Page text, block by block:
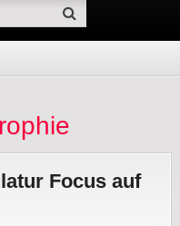
Focus auf